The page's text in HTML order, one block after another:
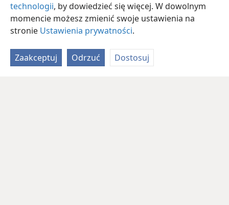
technologii, by dowiedzieć się więcej. W dowolnym
momencie możesz zmienić swoje ustawienia na
stronie Ustawienia prywatności.
Zaakceptuj Odrzuć Dostosuj